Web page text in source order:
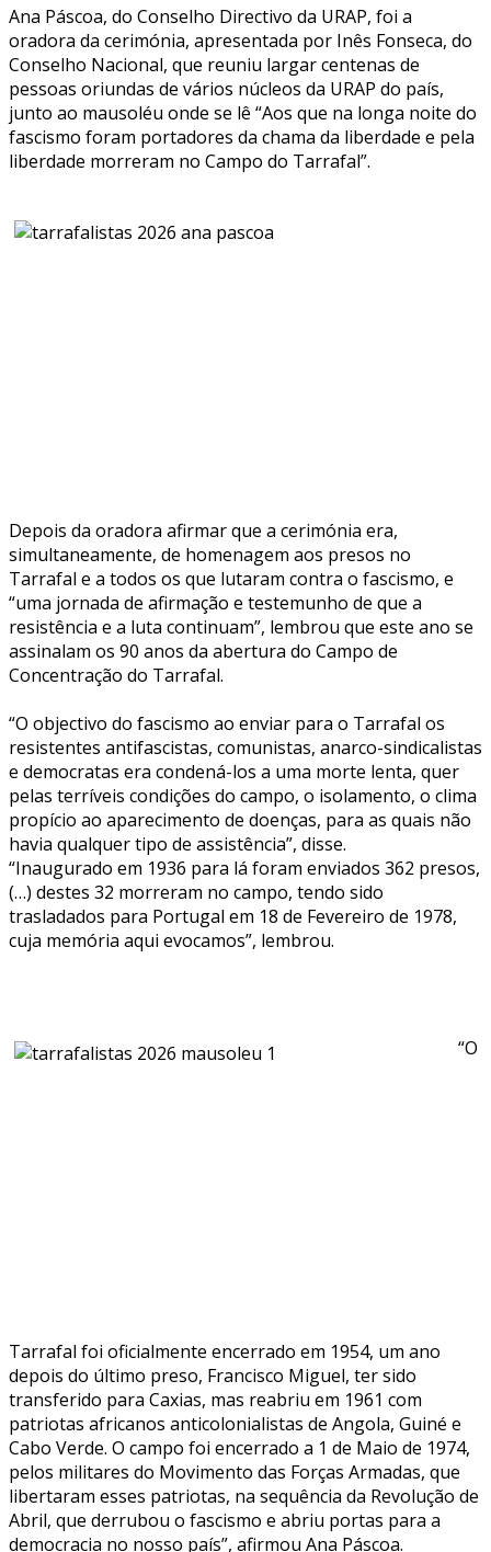
Ana Páscoa, do Conselho Directivo da URAP, foi a
oradora da cerimónia, apresentada por Inês Fonseca, do
Conselho Nacional, que reuniu largar centenas de
pessoas oriundas de vários núcleos da URAP do país,
junto ao mausoléu onde se lê “Aos que na longa noite do
fascismo foram portadores da chama da liberdade e pela
liberdade morreram no Campo do Tarrafal”.
Depois da oradora afirmar que a cerimónia era,
simultaneamente, de homenagem aos presos no
Tarrafal e a todos os que lutaram contra o fascismo, e
“uma jornada de afirmação e testemunho de que a
resistência e a luta continuam”, lembrou que este ano se
assinalam os 90 anos da abertura do Campo de
Concentração do Tarrafal.
“O objectivo do fascismo ao enviar para o Tarrafal os
resistentes antifascistas, comunistas, anarco-sindicalistas
e democratas era condená-los a uma morte lenta, quer
pelas terríveis condições do campo, o isolamento, o clima
propício ao aparecimento de doenças, para as quais não
havia qualquer tipo de assistência”, disse.
“Inaugurado em 1936 para lá foram enviados 362 presos,
(…) destes 32 morreram no campo, tendo sido
trasladados para Portugal em 18 de Fevereiro de 1978,
cuja memória aqui evocamos”, lembrou.
“O
Tarrafal foi oficialmente encerrado em 1954, um ano
depois do último preso, Francisco Miguel, ter sido
transferido para Caxias, mas reabriu em 1961 com
patriotas africanos anticolonialistas de Angola, Guiné e
Cabo Verde. O campo foi encerrado a 1 de Maio de 1974,
pelos militares do Movimento das Forças Armadas, que
libertaram esses patriotas, na sequência da Revolução de
Abril, que derrubou o fascismo e abriu portas para a
democracia no nosso país”, afirmou Ana Páscoa.